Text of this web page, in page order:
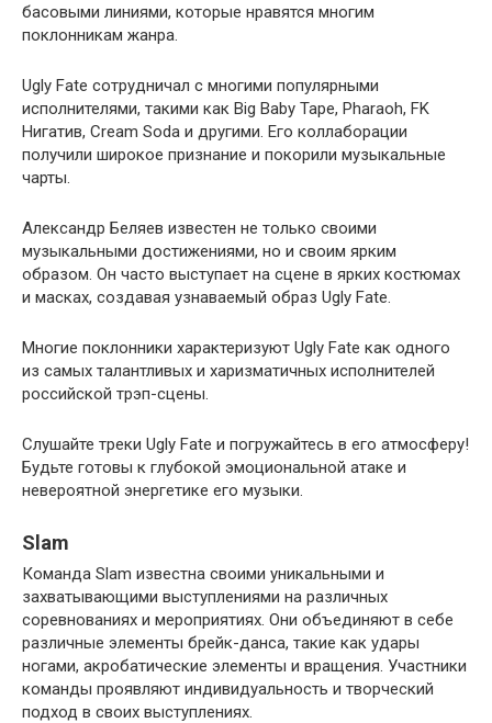
басовыми линиями, которые нравятся многим
поклонникам жанра.
Ugly Fate сотрудничал с многими популярными
исполнителями, такими как Big Baby Tape, Pharaoh, FK
Нигатив, Cream Soda и другими. Его коллаборации
получили широкое признание и покорили музыкальные
чарты.
Александр Беляев известен не только своими
музыкальными достижениями, но и своим ярким
образом. Он часто выступает на сцене в ярких костюмах
и масках, создавая узнаваемый образ Ugly Fate.
Многие поклонники характеризуют Ugly Fate как одного
из самых талантливых и харизматичных исполнителей
российской трэп-сцены.
Слушайте треки Ugly Fate и погружайтесь в его атмосферу!
Будьте готовы к глубокой эмоциональной атаке и
невероятной энергетике его музыки.
Slam
Команда Slam известна своими уникальными и
захватывающими выступлениями на различных
соревнованиях и мероприятиях. Они объединяют в себе
различные элементы брейк-данса, такие как удары
ногами, акробатические элементы и вращения. Участники
команды проявляют индивидуальность и творческий
подход в своих выступлениях.